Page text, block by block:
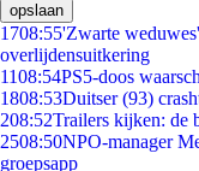
opslaan
1708:55'Zwarte
overlijdensuitkering
1108:54PS5-doos
1808:53Duitser (93)
208:52Trailers kijken: de
2508:50NPO-manager
groepsapp